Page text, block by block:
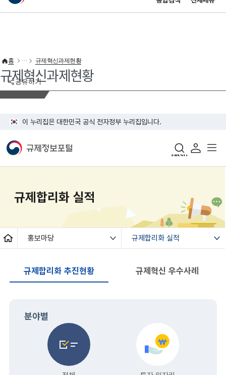
이 누리집은 대한민국 공식 전자정부 누리집입니다.
공유하기
홈 규제혁신과제현황
규제혁신과제현황